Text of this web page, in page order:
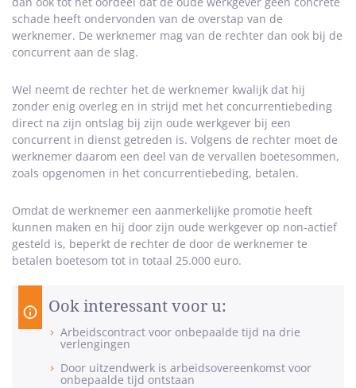
schade heeft ondervonden van de overstap van de
werknemer. De werknemer mag van de rechter dan ook bij de
concurrent aan de slag.
Wel neemt de rechter het de werknemer kwalijk dat hij
zonder enig overleg en in strijd met het concurrentiebeding
direct na zijn ontslag bij zijn oude werkgever bij een
concurrent in dienst getreden is. Volgens de rechter moet de
werknemer daarom een deel van de vervallen boetesommen,
zoals opgenomen in het concurrentiebeding, betalen.
Omdat de werknemer een aanmerkelijke promotie heeft
kunnen maken en hij door zijn oude werkgever op non-actief
gesteld is, beperkt de rechter de door de werknemer te
betalen boetesom tot in totaal 25.000 euro.
Ook interessant voor u:
Arbeidscontract voor onbepaalde tijd na drie
verlengingen
Door uitzendwerk is arbeidsovereenkomst voor
onbepaalde tijd ontstaan